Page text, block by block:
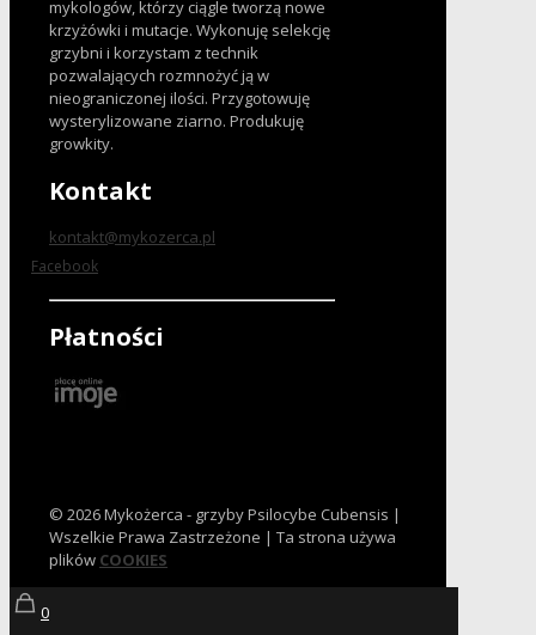
mykologów, którzy ciągle tworzą nowe
krzyżówki i mutacje. Wykonuję selekcję
grzybni i korzystam z technik
pozwalających rozmnożyć ją w
nieograniczonej ilości. Przygotowuję
wysterylizowane ziarno. Produkuję
growkity.
Kontakt
kontakt@mykozerca.pl
Facebook
Płatności
© 2026 Mykożerca - grzyby Psilocybe Cubensis |
Wszelkie Prawa Zastrzeżone | Ta strona używa
plików COOKIES
0